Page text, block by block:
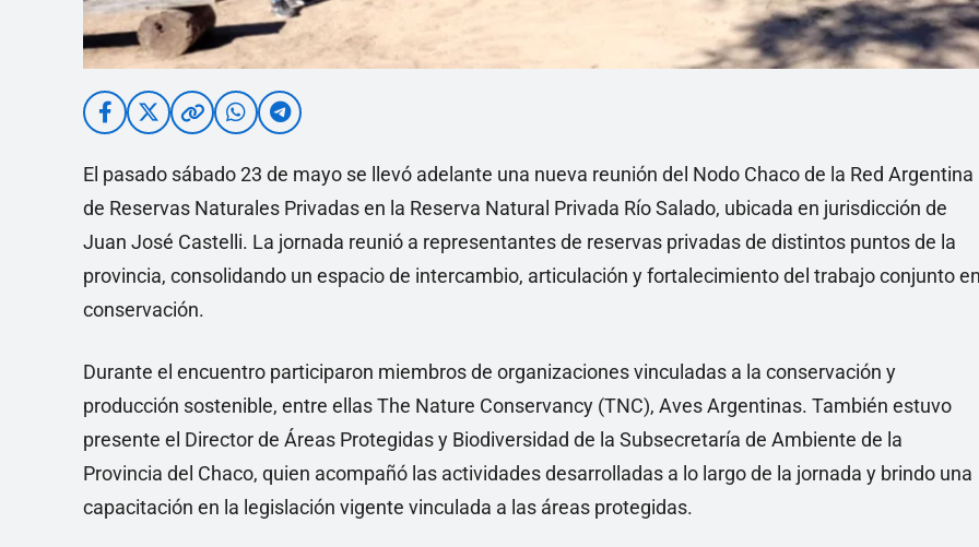
El pasado sábado 23 de mayo se llevó adelante una nueva reunión del Nodo Chaco de la Red Argentina
de Reservas Naturales Privadas en la Reserva Natural Privada Río Salado, ubicada en jurisdicción de
Juan José Castelli. La jornada reunió a representantes de reservas privadas de distintos puntos de la
provincia, consolidando un espacio de intercambio, articulación y fortalecimiento del trabajo conjunto
conservación.
Durante el encuentro participaron miembros de organizaciones vinculadas a la conservación y
producción sostenible, entre ellas The Nature Conservancy (TNC), Aves Argentinas. También estuvo
presente el Director de Áreas Protegidas y Biodiversidad de la Subsecretaría de Ambiente de la
Provincia del Chaco, quien acompañó las actividades desarrolladas a lo largo de la jornada y brindo una
capacitación en la legislación vigente vinculada a las áreas protegidas.